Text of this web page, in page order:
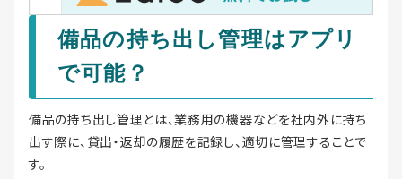
備品の持ち出し管理はアプリ
で可能？
備品の持ち出し管理とは、業務用の機器などを社内外に持ち
出す際に、貸出・返却の履歴を記録し、適切に管理することで
す。